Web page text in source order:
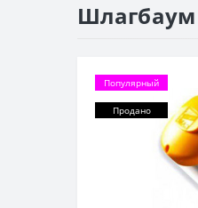
Шлагбаум
Популярный
Продано